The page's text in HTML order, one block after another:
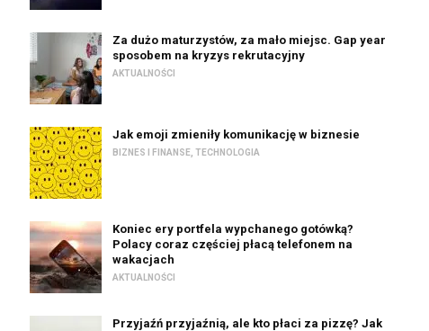
Za dużo maturzystów, za mało miejsc. Gap year
sposobem na kryzys rekrutacyjny
AKTUALNOŚCI
Jak emoji zmieniły komunikację w biznesie
BIZNES I FINANSE ,TECHNOLOGIA
Koniec ery portfela wypchanego gotówką?
Polacy coraz częściej płacą telefonem na
wakacjach
AKTUALNOŚCI
Przyjaźń przyjaźnią, ale kto płaci za pizzę? Jak